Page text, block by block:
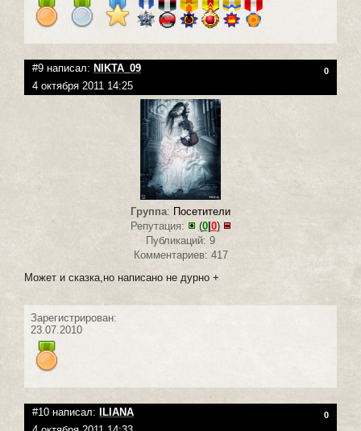
#9 написал: NIKTA_09 0
4 октября 2011 14:25
Группа: Посетители
Репутация:
(0| 0)
Публикаций: 9
Комментариев: 417
Может и сказка,но написано не дурно +
Зарегистрирован:
23.07.2010
#10 написал: ILIANA 0